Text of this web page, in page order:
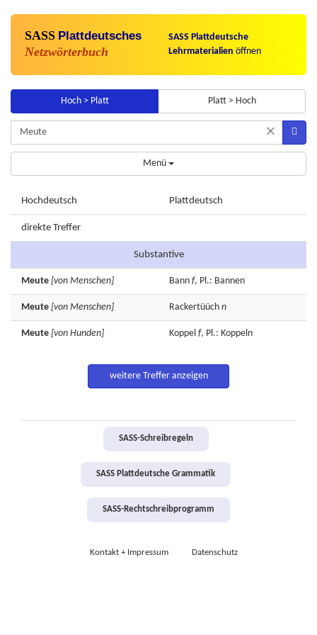
SASS Plattdeutsches
Netzwörterbuch
SASS Plattdeutsche
Lehrmaterialien öffnen
Hoch > Platt Platt > Hoch
×
Menü
Hochdeutsch Plattdeutsch
direkte Treffer
Substantive
Meute [von Menschen] Bann f, Pl.: Bannen
Meute [von Menschen] Rackertüüch n
Meute [von Hunden] Koppel f, Pl.: Koppeln
weitere Treffer anzeigen
SASS-Schreibregeln
SASS Plattdeutsche Grammatik
SASS-Rechtschreibprogramm
Kontakt + Impressum Datenschutz